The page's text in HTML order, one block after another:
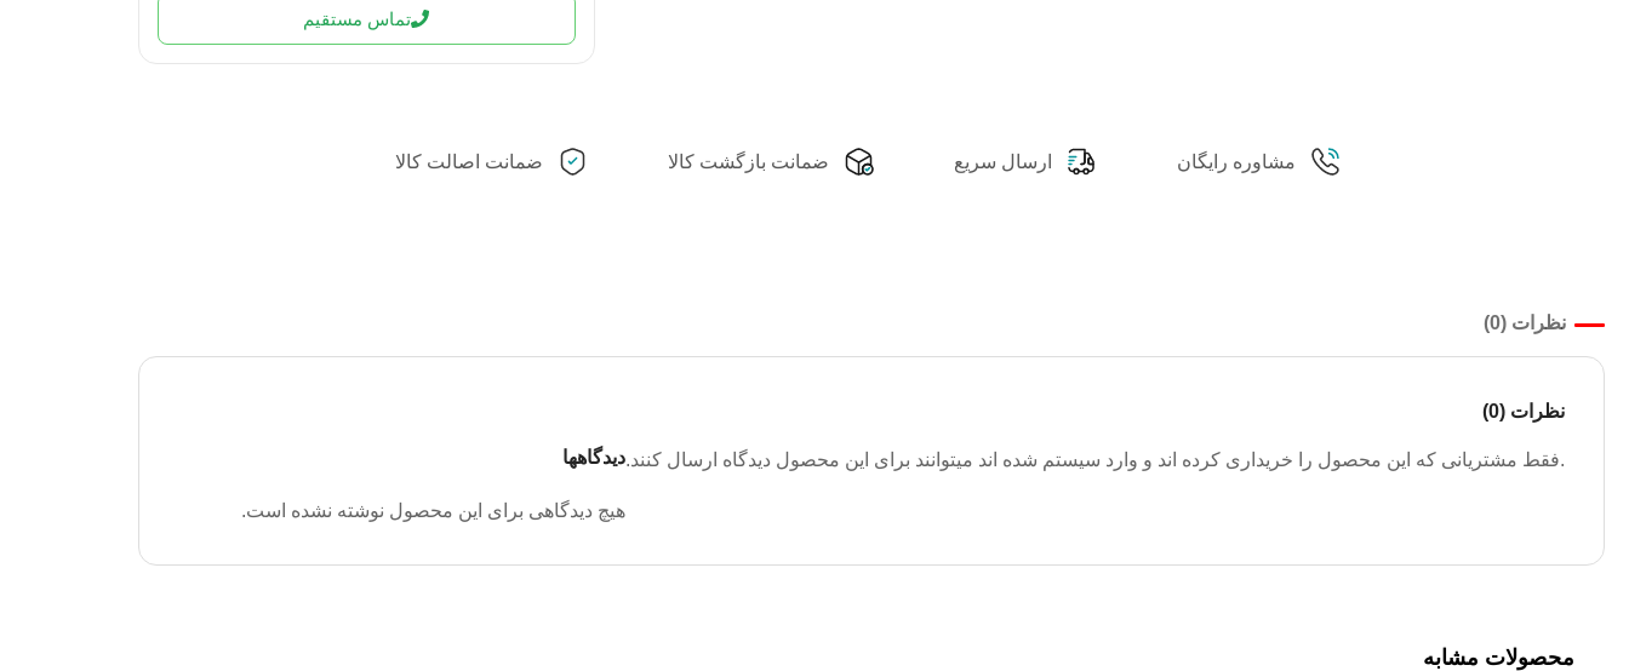
تماس مستقیم
مشاوره رایگان ارسال سریع ضمانت بازگشت کالا ضمانت اصالت کالا
نظرات (0)
نظرات (0)
دیدگاهها
هیچ دیدگاهی برای این محصول نوشته نشده است.
.فقط مشتریانی که این محصول را خریداری کرده اند و وارد سیستم شده اند میتوانند برای این محصول دیدگاه ارسال کنند.
محصولات مشابه